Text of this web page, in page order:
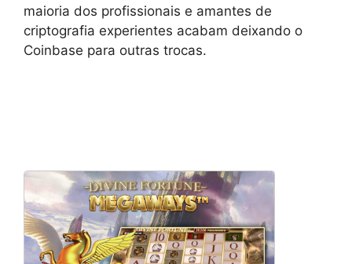
maioria dos profissionais e amantes de
criptografia experientes acabam deixando o
Coinbase para outras trocas.